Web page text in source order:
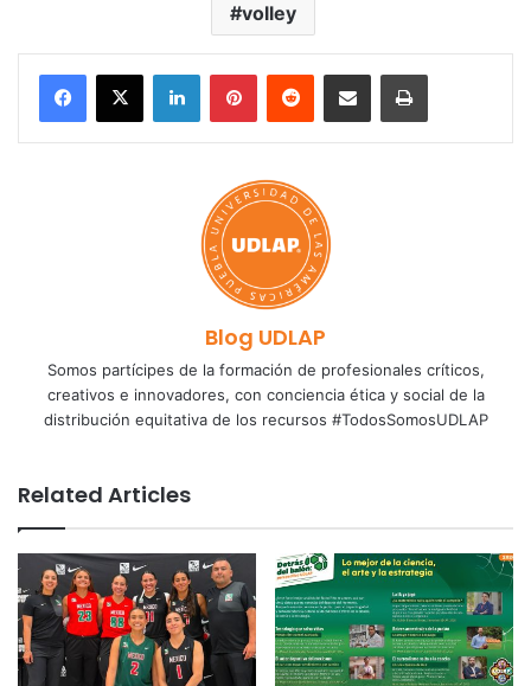
volley
LinkedInPinterestReddit Share via Email Print
Blog UDLAP
Somos partícipes de la formación de profesionales críticos,
creativos e innovadores, con conciencia ética y social de la
distribución equitativa de los recursos #TodosSomosUDLAP
Related Articles